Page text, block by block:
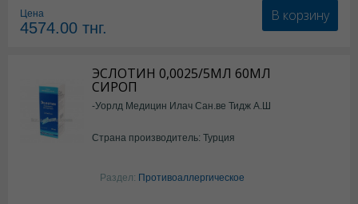
Цена
4574.00 тнг.
В корзину
ЭСЛОТИН 0,0025/5МЛ 60МЛ
СИРОП
-Уорлд Медицин Илач Сан.ве Тидж А.Ш
Страна производитель: Турция
Раздел: Противоаллергическое